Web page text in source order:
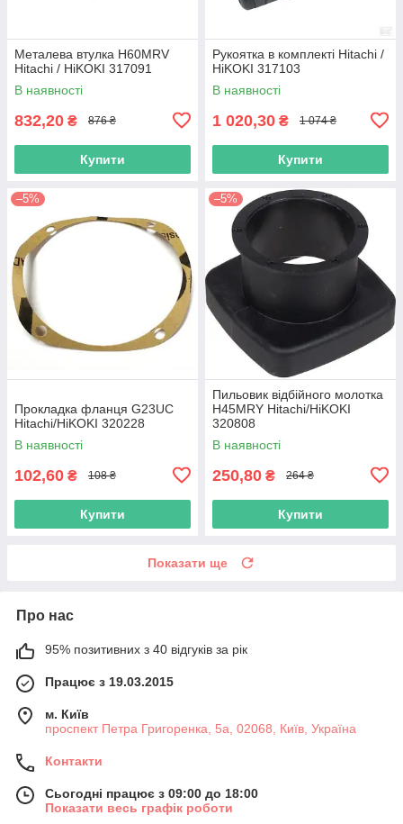
Металева втулка H60MRV
Hitachi / HiKOKI 317091
В наявності
832,20 ₴ 876 ₴
Купити
Рукоятка в комплекті Hitachi /
HiKOKI 317103
В наявності
1 020,30 ₴ 1 074 ₴
Купити
–5%
Прокладка фланця G23UC
Hitachi/HiKOKI 320228
В наявності
102,60 ₴ 108 ₴
Купити
–5%
Пильовик відбійного молотка
H45MRY Hitachi/HiKOKI
320808
В наявності
250,80 ₴ 264 ₴
Купити
Показати ще
Про нас
95% позитивних з 40 відгуків за рік
Працює з 19.03.2015
м. Київ
проспект Петра Григоренка, 5а, 02068, Київ, Україна
Контакти
Сьогодні працює з 09:00 до 18:00
Показати весь графік роботи